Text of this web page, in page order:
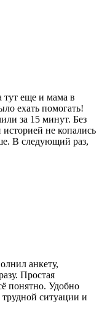
тут еще и мама в
ехать помогать!
за 15 минут. Без
не копались
В следующий раз,
анкету,
Простая
понятно. Удобно
ситуации и